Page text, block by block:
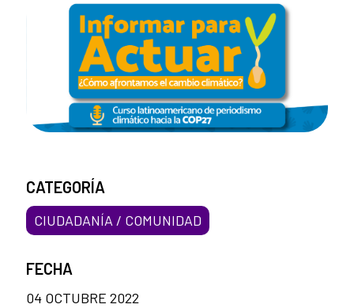
CATEGORÍA
CIUDADANÍA / COMUNIDAD
FECHA
04 OCTUBRE 2022